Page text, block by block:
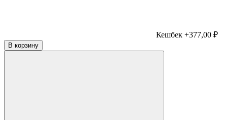
Кешбек +377,00 ₽
В корзину